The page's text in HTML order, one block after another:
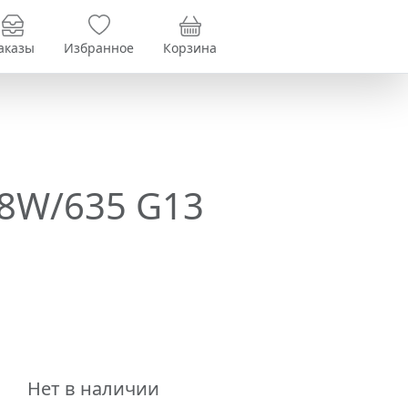
Избранное Корзина
635 G13
Нет в наличии